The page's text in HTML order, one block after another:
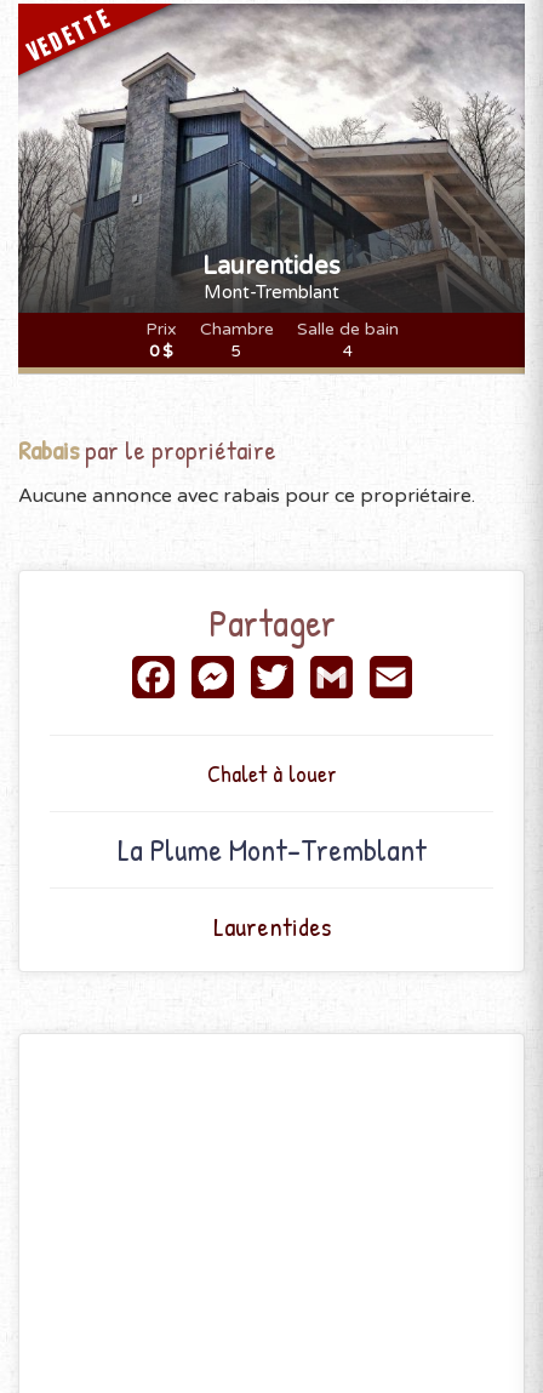
VEDETTE
Laurentides
Mont-Tremblant
Prix
0 $
Chambre
5
Salle de bain
4
Rabaispar le propriétaire
Aucune annonce avec rabais pour ce propriétaire.
Partager
FacebookMessenger
TwitterGmail Email
Chalet à louer
La Plume Mont-Tremblant
Laurentides